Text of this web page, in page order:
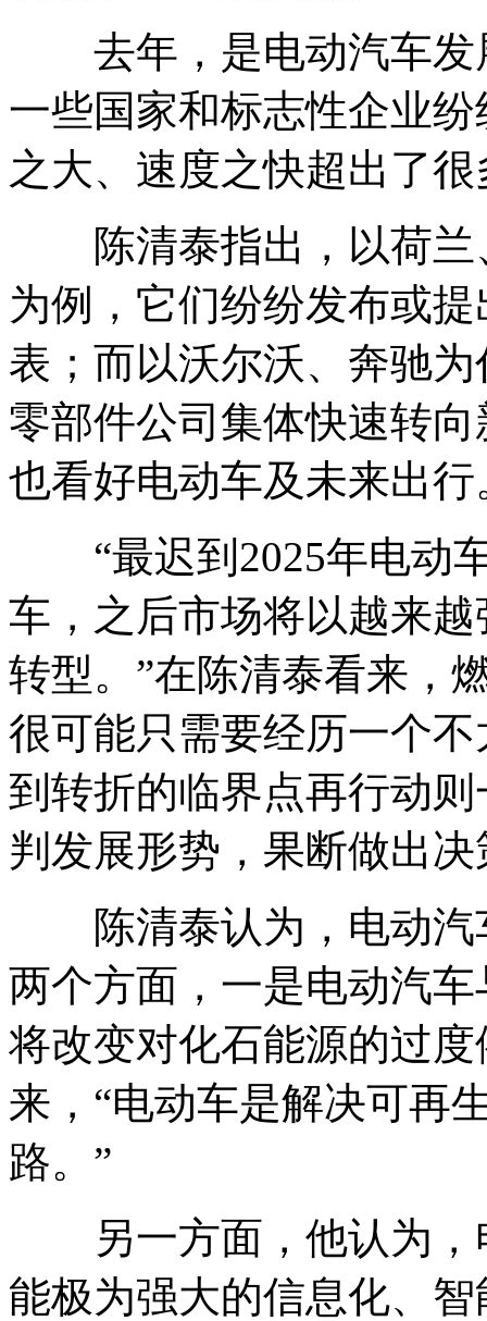
去年，是电动汽车发
一些国家和标志性企业
之大、速度之快超出了
陈清泰指出，以荷兰
为例，它们纷纷发布或
表；而以沃尔沃、奔驰
零部件公司集体快速转
也看好电动车及未来出行
“最迟到2025年电动车
车，之后市场将以越来
转型。”在陈清泰看来，
很可能只需要经历一个
到转折的临界点再行动
判发展形势，果断做出决
陈清泰认为，电动汽
两个方面，一是电动汽
将改变对化石能源的过
来，“电动车是解决可再
路。”
另一方面，他认为，
能极为强大的信息化、